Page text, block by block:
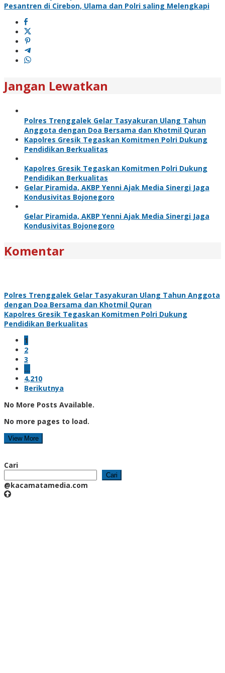
Pesantren di Cirebon, Ulama dan Polri saling Melengkapi
Jangan Lewatkan
Polres Trenggalek Gelar Tasyakuran Ulang Tahun
Anggota dengan Doa Bersama dan Khotmil Quran
Kapolres Gresik Tegaskan Komitmen Polri Dukung
Pendidikan Berkualitas
Kapolres Gresik Tegaskan Komitmen Polri Dukung
Pendidikan Berkualitas
Gelar Piramida, AKBP Yenni Ajak Media Sinergi Jaga
Kondusivitas Bojonegoro
Gelar Piramida, AKBP Yenni Ajak Media Sinergi Jaga
Kondusivitas Bojonegoro
Komentar
Polres Trenggalek Gelar Tasyakuran Ulang Tahun Anggota
dengan Doa Bersama dan Khotmil Quran
Kapolres Gresik Tegaskan Komitmen Polri Dukung
Pendidikan Berkualitas
1
2
3
…
4,210
Berikutnya
No More Posts Available.
No more pages to load.
View More
Cari
Cari
@kacamatamedia.com